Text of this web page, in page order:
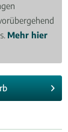
Mehr hier